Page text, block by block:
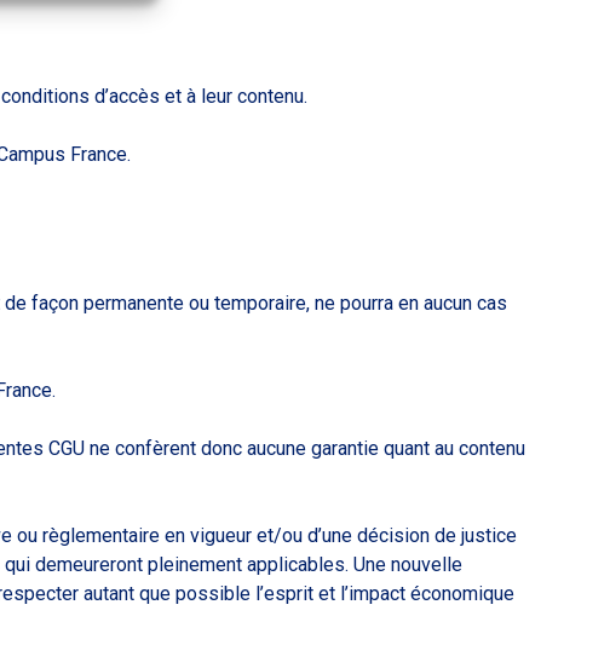
d’accès et à leur contenu.
France.
façon permanente ou temporaire, ne pourra en aucun cas
CGU ne confèrent donc aucune garantie quant au contenu
ou règlementaire en vigueur et/ou d’une décision de justice
demeureront pleinement applicables. Une nouvelle
autant que possible l’esprit et l’impact économique